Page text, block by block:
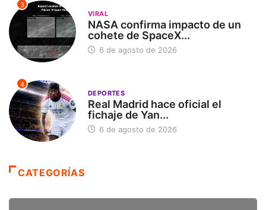
3
VIRAL
NASA confirma impacto de un
cohete de SpaceX...
6 de agosto de 2026
4
DEPORTES
Real Madrid hace oficial el
fichaje de Yan...
6 de agosto de 2026
CATEGORÍAS